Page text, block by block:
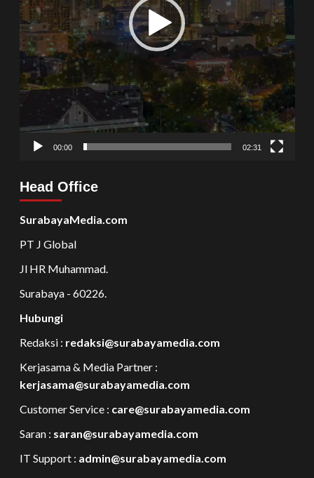
00:00 02:31
Head Office
SurabayaMedia.com
PT J Global
Jl HR Muhammad.
Surabaya - 60226.
Hubungi
Redaksi : redaksi@surabayamedia.com
Kerjasama & Media Partner :
kerjasama@surabayamedia.com
Customer Service : care@surabayamedia.com
Saran : saran@surabayamedia.com
IT Support : admin@surabayamedia.com